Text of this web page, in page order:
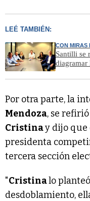
LEÉ TAMBIÉN:
CON MIRAS
Santilli se
diagramar
Por otra parte, la
Mendoza, se
Cristinay dijo que
presidenta
tercera sección
"Cristinalo
desdoblamiento,